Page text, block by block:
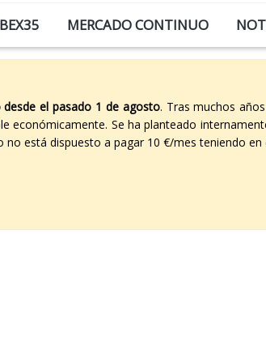
MERCADO CONTINUO
desde el pasado 1 de agosto. Tras muchos
económicamente. Se ha planteado
no está dispuesto a pagar 10 €/mes teniendo